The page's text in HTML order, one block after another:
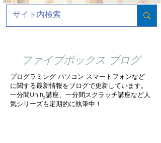
ファイブボックス ブログ
プログラミング パソコン スマートフォンなど
に関する最新情報をブログで更新しています。
​一分間Unity講座、一分間スクラッチ講座など人
気シリーズも定期的に執筆中！